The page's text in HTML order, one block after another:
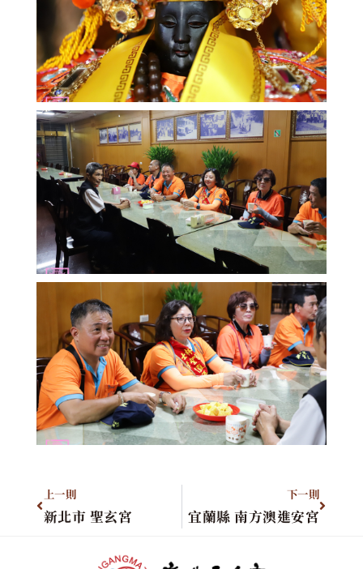
上一則
新北市 聖玄宮
下一則
宜蘭縣 南方澳進安宮